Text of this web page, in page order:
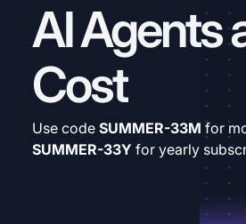
AI Agents
Cost
Use code SUMMER-33M for
SUMMER-33Y for yearly